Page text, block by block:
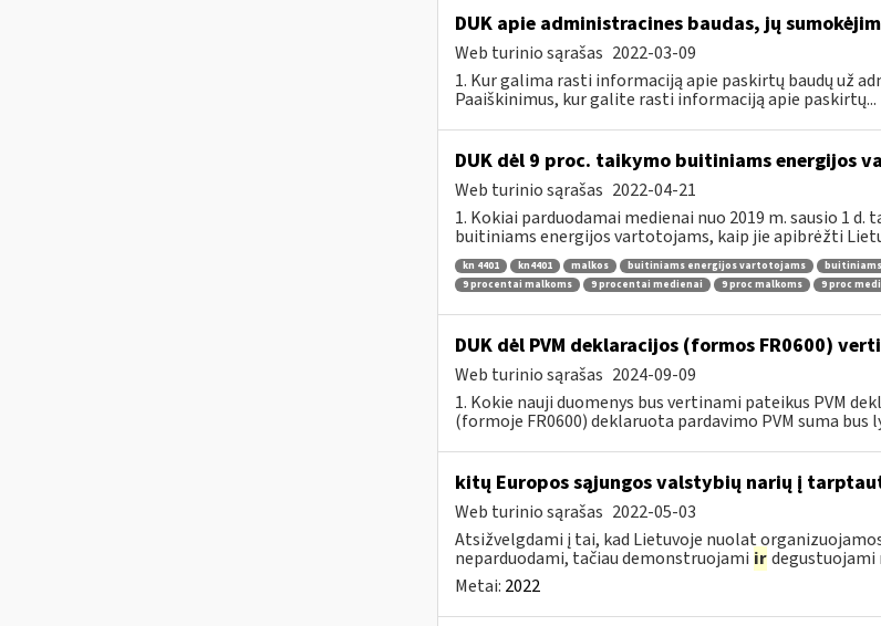
DUK apie administracines baudas, jų
Web turinio sąrašas 2022-03-09
1. Kur galima rasti informaciją apie paskirtų baudų už
Paaiškinimus, kur galite rasti informaciją apie paskirtų...
DUK dėl 9 proc. taikymo buitiniams energijos
Web turinio sąrašas 2022-04-21
1. Kokiai parduodamai medienai nuo 2019 m. sausio 1
buitiniams energijos vartotojams, kaip jie apibrėžti
kn 4401 kn4401 malkos buitiniams energijos vartotojams
9 procentai malkoms
9 procentai medienai 9 proc malkoms 9 proc
DUK dėl PVM deklaracijos (formos FR0600)
Web turinio sąrašas 2024-09-09
1. Kokie nauji duomenys bus vertinami pateikus PVM
(formoje FR0600) deklaruota pardavimo PVM suma
kitų Europos sąjungos valstybių narių į
Web turinio sąrašas 2022-05-03
Atsižvelgdami į tai, kad Lietuvoje nuolat
neparduodami, tačiau demonstruojami ir degustuojami
Metai: 2022